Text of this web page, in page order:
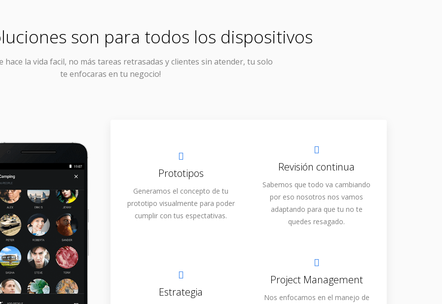
son para todos los dispositivos
hace la vida facil, no más tareas retrasadas y clientes sin atender, tu solo
te enfocaras en tu negocio!
Prototipos
Generamos el concepto de tu
prototipo visualmente para poder
cumplir con tus espectativas.
Revisión continua
Sabemos que todo va cambiando
por eso nosotros nos vamos
adaptando para que tu no te
quedes resagado.
Estrategia
Project Management
Nos enfocamos en el manejo de